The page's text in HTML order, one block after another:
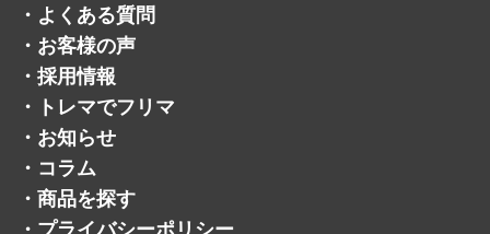
・ よくある質問
・ お客様の声
・ 採用情報
・
トレマでフリマ
・ お知らせ
・ コラム
・ 商品を探す
・ プライバシーポリシー